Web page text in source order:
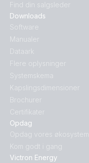
Opdag
Opdag vores økosystem
Kom godt i gang
Victron Energy
Downloads
Software
Manualer
Dataark
Flere oplysninger
Systemskema
Kapslingsdimensioner
Brochurer
Certifikater
Find din salgsleder